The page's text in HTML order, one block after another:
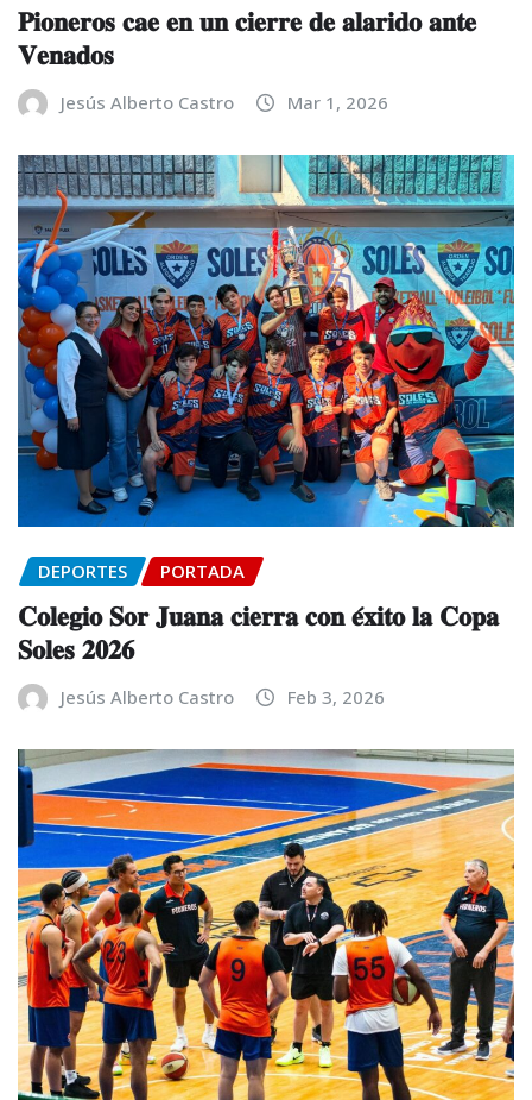
𝐏𝐢𝐨𝐧𝐞𝐫𝐨𝐬 𝐜𝐚𝐞 𝐞𝐧 𝐮𝐧 𝐜𝐢𝐞𝐫𝐫𝐞 𝐝𝐞 𝐚𝐥𝐚𝐫𝐢𝐝𝐨 𝐚𝐧𝐭𝐞
𝐕𝐞𝐧𝐚𝐝𝐨𝐬
Jesús Alberto Castro Mar 1, 2026
DEPORTES PORTADA
𝐂𝐨𝐥𝐞𝐠𝐢𝐨 𝐒𝐨𝐫 𝐉𝐮𝐚𝐧𝐚 𝐜𝐢𝐞𝐫𝐫𝐚 𝐜𝐨𝐧 𝐞́𝐱𝐢𝐭𝐨 𝐥𝐚 𝐂𝐨𝐩𝐚
𝐒𝐨𝐥𝐞𝐬 𝟐𝟎𝟐𝟔
Jesús Alberto Castro Feb 3, 2026